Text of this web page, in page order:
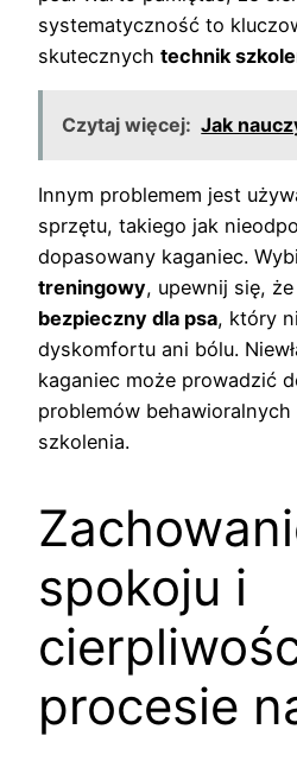
systematyczność to
skutecznych technik
Czytaj więcej: Jak
Innym problemem jest
sprzętu, takiego jak
dopasowany kaganiec.
treningowy, upewnij się,
bezpieczny dla psa, który
dyskomfortu ani bólu.
kaganiec może prowadzić
problemów
szkolenia.
spokoju i
procesie